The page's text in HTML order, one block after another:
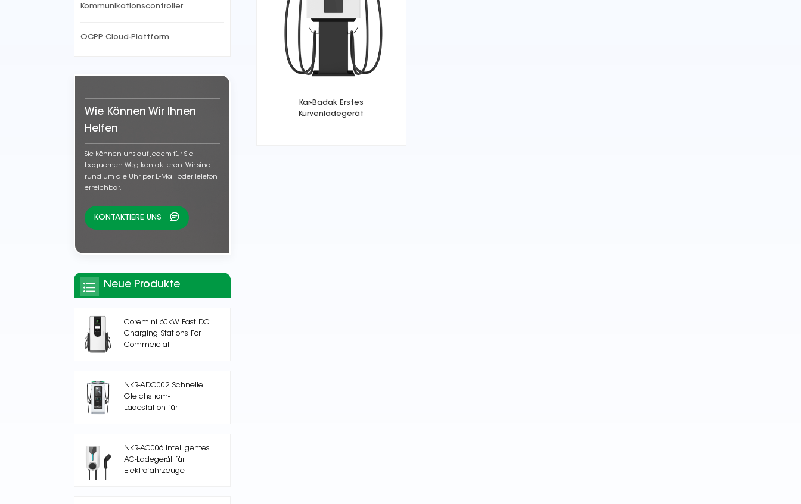
Kar-Badak Erstes
Kurvenladegerät
Kommunikationscontroller
OCPP Cloud-Plattform
Wie Können Wir Ihnen
Helfen
Sie können uns auf jedem für Sie
bequemen Weg kontaktieren. Wir sind
rund um die Uhr per E-Mail oder Telefon
erreichbar.
KONTAKTIERE UNS
Neue Produkte
Coremini 60kW Fast DC
Charging Stations For
Commercial
NKR-ADC002 Schnelle
Gleichstrom-
Ladestation für
NKR-AC006 Intelligentes
AC-Ladegerät für
Elektrofahrzeuge